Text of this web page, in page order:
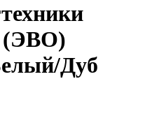
(ЭВО)
Дуб